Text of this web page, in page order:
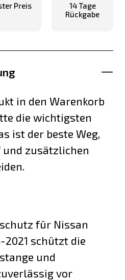
Preis
14 Tage
Rückgabe
in den Warenkorb
die wichtigsten
ist der beste Weg,
und zusätzlichen
für Nissan
2021 schützt die
und
vor